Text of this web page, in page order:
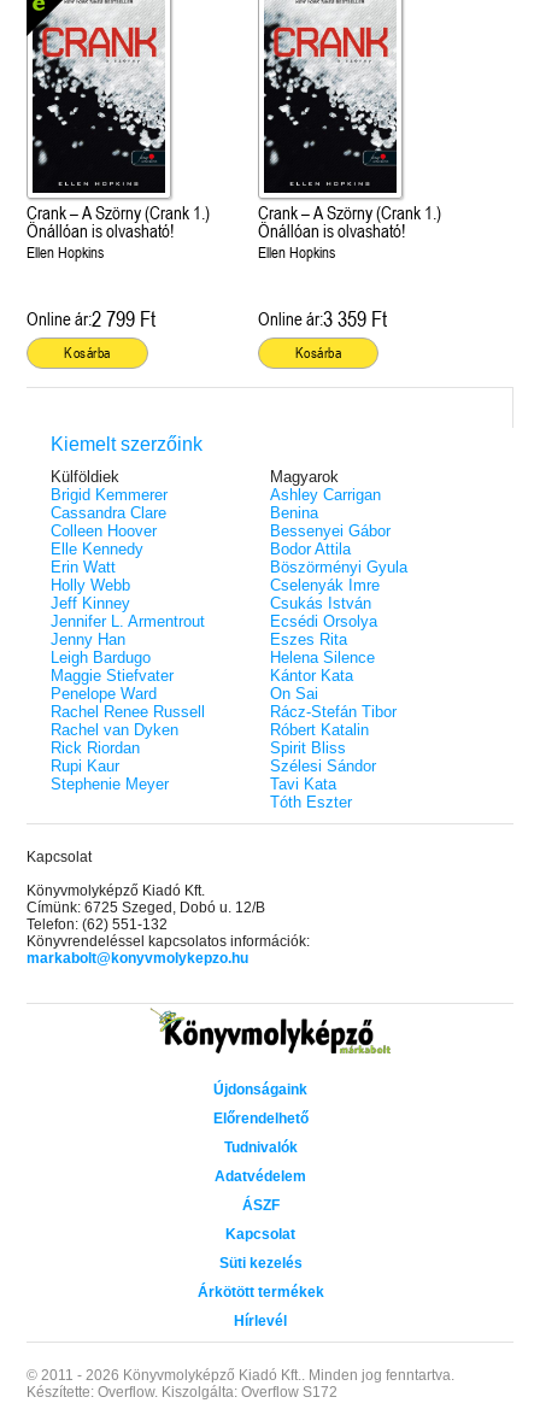
Crank – A Szörny (Crank 1.)
Önállóan is olvasható!
Ellen Hopkins
Online ár:2 799 Ft
Kosárba
Crank – A Szörny (Crank 1.)
Önállóan is olvasható!
Ellen Hopkins
Online ár:3 359 Ft
Kosárba
Kiemelt szerzőink
Külföldiek
Brigid Kemmerer
Cassandra Clare
Colleen Hoover
Elle Kennedy
Erin Watt
Holly Webb
Jeff Kinney
Jennifer L. Armentrout
Jenny Han
Leigh Bardugo
Maggie Stiefvater
Penelope Ward
Rachel Renee Russell
Rachel van Dyken
Rick Riordan
Rupi Kaur
Stephenie Meyer
Magyarok
Ashley Carrigan
Benina
Bessenyei Gábor
Bodor Attila
Böszörményi Gyula
Cselenyák Imre
Csukás István
Ecsédi Orsolya
Eszes Rita
Helena Silence
Kántor Kata
On Sai
Rácz-Stefán Tibor
Róbert Katalin
Spirit Bliss
Szélesi Sándor
Tavi Kata
Tóth Eszter
Kapcsolat
Könyvmolyképző Kiadó Kft.
Címünk: 6725 Szeged, Dobó u. 12/B
Telefon: (62) 551-132
Könyvrendeléssel kapcsolatos információk:
markabolt@konyvmolykepzo.hu
Újdonságaink
Előrendelhető
Tudnivalók
Adatvédelem
ÁSZF
Kapcsolat
Süti kezelés
Árkötött termékek
Hírlevél
© 2011 - 2026 Könyvmolyképző Kiadó Kft..
Minden jog fenntartva.
Készítette: Overflow. Kiszolgálta: Overflow S172